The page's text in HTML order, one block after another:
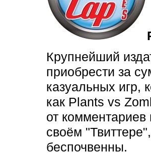
Крупнейший
приобрести за
казуальных игр,
как Plants vs
от
своём
беспочвенны.